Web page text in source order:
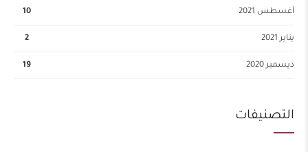
أغسطس 2021 10
يناير 2021 2
ديسمبر 2020 19
التصنيفات